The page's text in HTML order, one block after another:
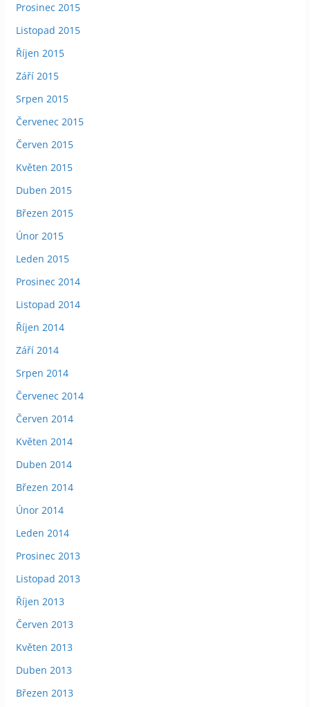
Prosinec 2015
Listopad 2015
Říjen 2015
Září 2015
Srpen 2015
Červenec 2015
Červen 2015
Květen 2015
Duben 2015
Březen 2015
Únor 2015
Leden 2015
Prosinec 2014
Listopad 2014
Říjen 2014
Září 2014
Srpen 2014
Červenec 2014
Červen 2014
Květen 2014
Duben 2014
Březen 2014
Únor 2014
Leden 2014
Prosinec 2013
Listopad 2013
Říjen 2013
Červen 2013
Květen 2013
Duben 2013
Březen 2013